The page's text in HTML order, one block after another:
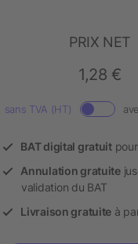
PRIX NET
1,28 €
sans TVA (HT)
BAT digital gratuitpour
Annulation gratuite
validation du BAT
Livraison gratuite à